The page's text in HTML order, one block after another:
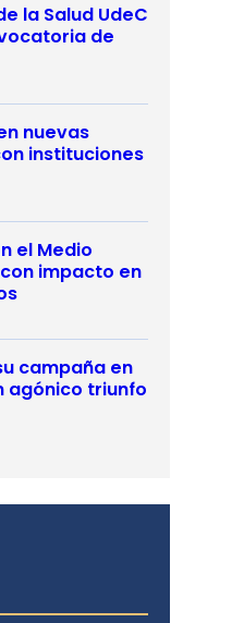
la Salud UdeC
de
nuevas
instituciones
el Medio
impacto en
campaña en
agónico triunfo